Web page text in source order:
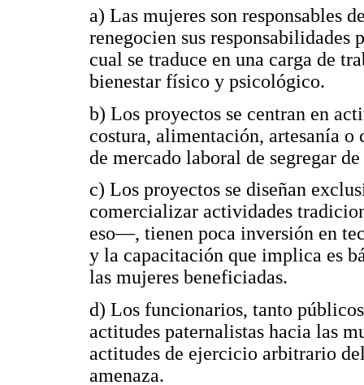
a) Las mujeres son responsables
renegocien sus responsabilidades
cual se traduce en una carga de
bienestar físico y psicológico.
b) Los proyectos se centran en
costura, alimentación, artesanía
de mercado laboral de segregar
c) Los proyectos se diseñan
comercializar actividades
eso—, tienen poca inversión en
y la capacitación que implica es
las mujeres beneficiadas.
d) Los funcionarios, tanto
actitudes paternalistas hacia las
actitudes de ejercicio arbitrario
amenaza.